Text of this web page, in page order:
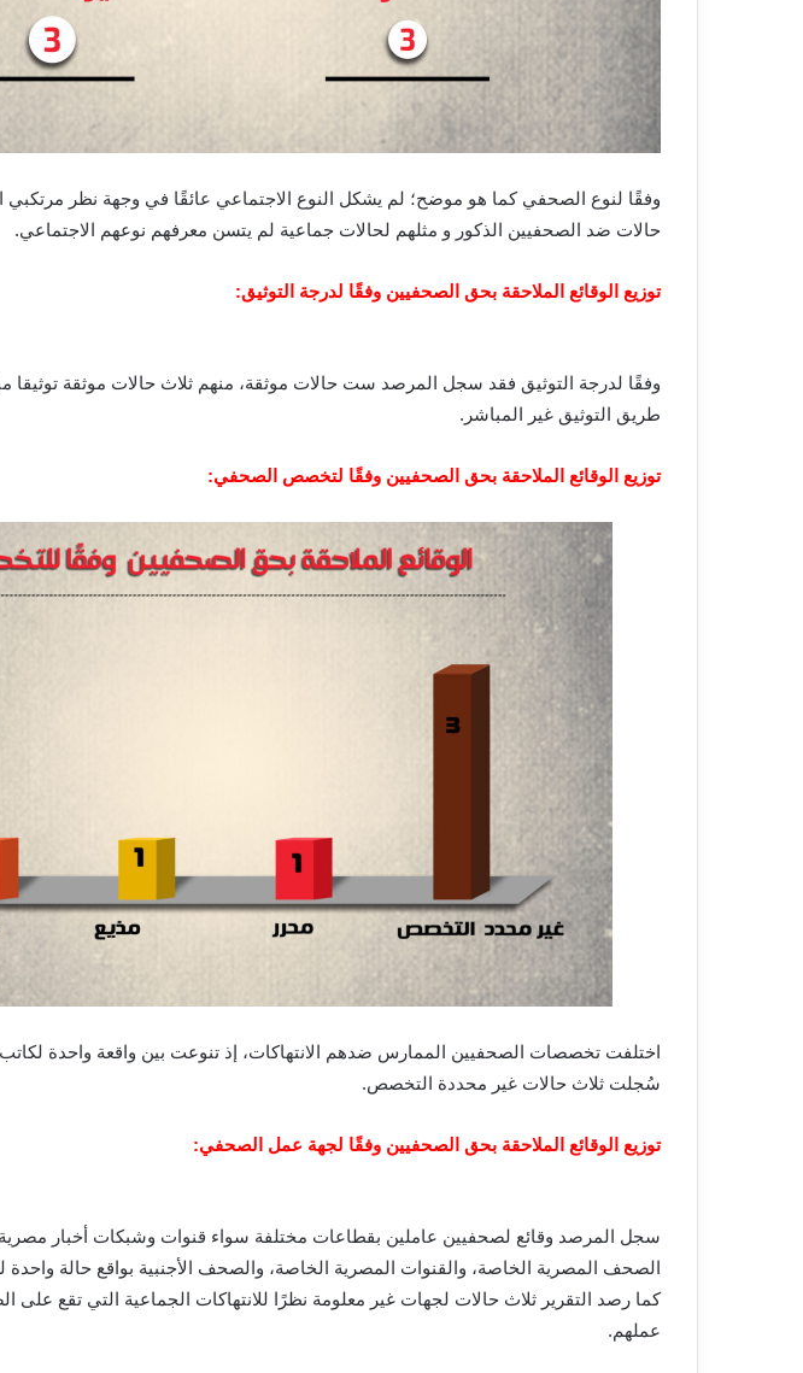
وفقًا لنوع الصحفي كما هو موضح؛ لم يشكل النوع الاجتماعي عائقًا في وجهة نظر مرتكبي
حالات ضد الصحفيين الذكور و مثلهم لحالات جماعية لم يتسن معرفهم نوعهم الاجتماعي.
توزيع الوقائع الملاحقة بحق الصحفيين وفقًا لدرجة التوثيق:
وفقًا لدرجة التوثيق فقد سجل المرصد ست حالات موثقة، منهم ثلاث حالات موثقة توثيقا
طريق التوثيق غير المباشر.
توزيع الوقائع الملاحقة بحق الصحفيين وفقًا لتخصص الصحفي:
اختلفت تخصصات الصحفيين الممارس ضدهم الانتهاكات، إذ تنوعت بين واقعة واحدة
سُجلت ثلاث حالات غير محددة التخصص.
توزيع الوقائع الملاحقة بحق الصحفيين وفقًا لجهة عمل الصحفي:
سجل المرصد وقائع لصحفيين عاملين بقطاعات مختلفة سواء قنوات وشبكات أخبار مصرية
الصحف المصرية الخاصة، والقنوات المصرية الخاصة، والصحف الأجنبية بواقع حالة
كما رصد التقرير ثلاث حالات لجهات غير معلومة نظرًا للانتهاكات الجماعية التي تقع
عملهم.